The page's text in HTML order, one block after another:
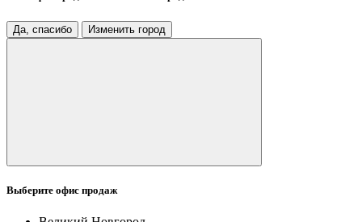
Да, спасибо Изменить город
Выберите офис продаж